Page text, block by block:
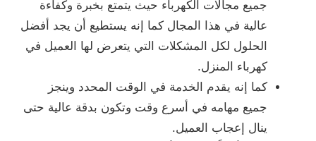
جميع مجالات الكهرباء حيث يتمتع بخبرة وكفاءة
عالية في هذا المجال كما إنه يستطيع أن يجد أفضل
الحلول لكل المشكلات التي يتعرض لها العميل في
كهرباء المنزل.
كما إنه يقدم الخدمة في الوقت المحدد وينجز
جميع مهامه في أسرع وقت وتكون بدقة عالية حتى
ينال إعجاب العميل.